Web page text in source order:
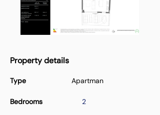
Property details
Type
Bedrooms
Apartman
2